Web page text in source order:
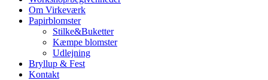
Om Virkeværk
Papirblomster
Stilke&Buketter
Kæmpe blomster
Udlejning
Bryllup & Fest
Kontakt